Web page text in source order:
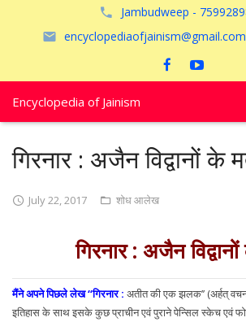
Jambudweep -
encyclopediaofjainism@gmail.com
Encyclopedia of Jainism
गिरनार : अजैन विद्वानों के
July 22, 2017 शोध आलेख
गिरनार : अजैन
मैंने अपने पिछले लेख ‘‘गिरनार : अतीत की एक झलक’’ (अर्हत्
इतिहास के साथ इसके कुछ प्राचीन एवं पुराने पेन्सिल स्केच एवं